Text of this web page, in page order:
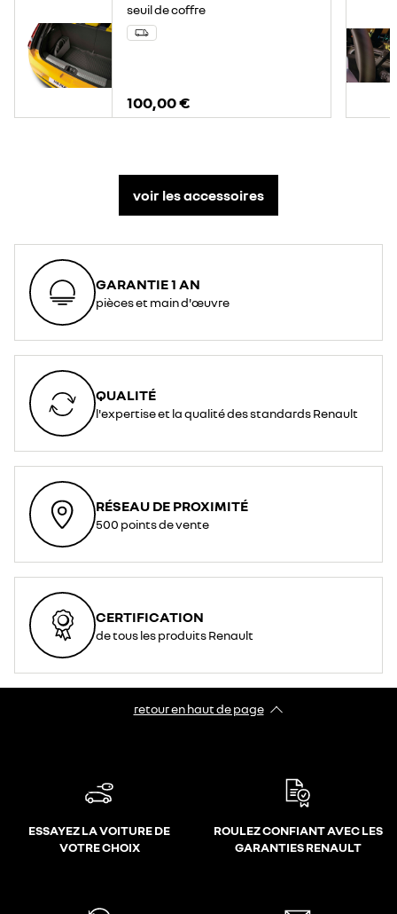
seuil de coffre
100,00 €
voir les accessoires
GARANTIE 1 AN
pièces et main d'œuvre
QUALITÉ
l'expertise et la qualité des standards Renault
RÉSEAU DE PROXIMITÉ
500 points de vente
CERTIFICATION
de tous les produits Renault
retour en haut de page​
ESSAYEZ LA VOITURE DE
VOTRE CHOIX
ROULEZ CONFIANT AVEC LES
GARANTIES RENAULT